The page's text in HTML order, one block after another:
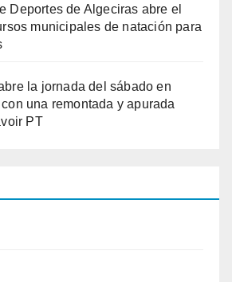
Deportes de Algeciras abre el
municipales de natación para
la jornada del sábado en
una remontada y apurada
PT